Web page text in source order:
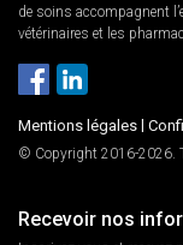
de soins accompagnent
vétérinaires et les
Mentions légales
© Copyright 2016-2026.
Recevoir nos